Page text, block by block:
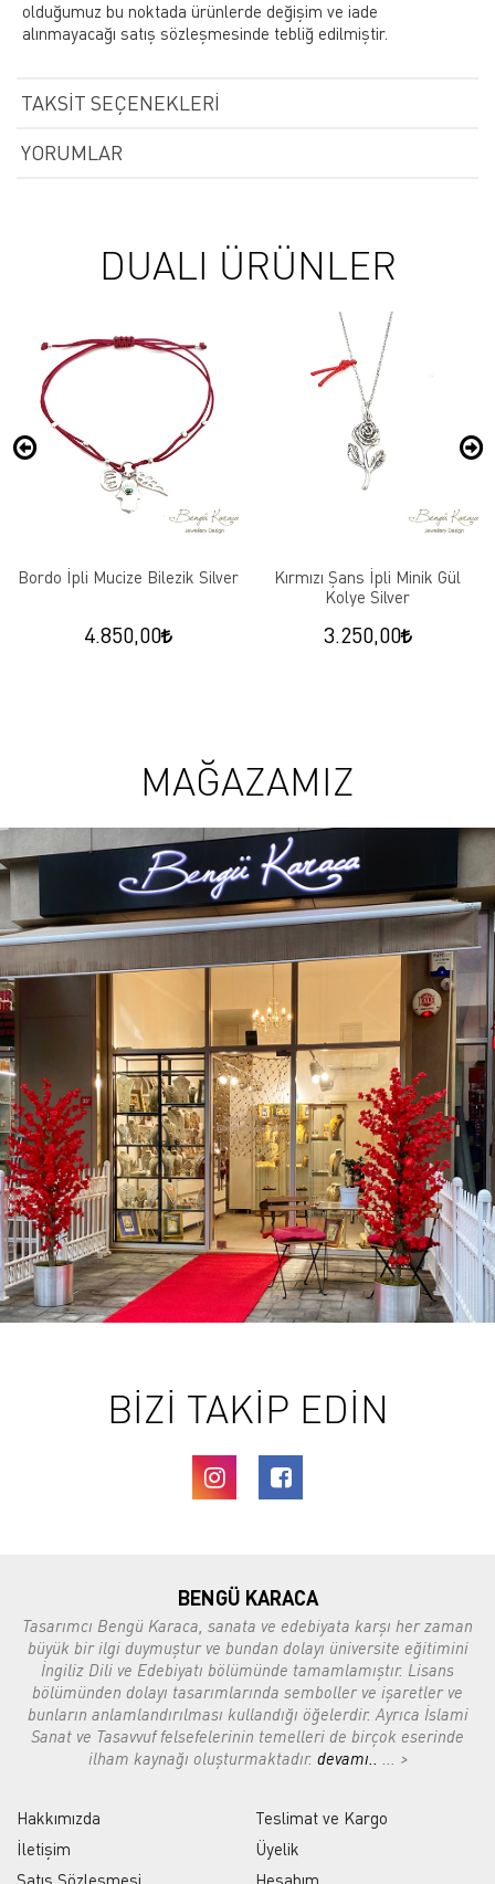
olduğumuz bu noktada ürünlerde değişim ve iade
alınmayacağı satış sözleşmesinde tebliğ edilmiştir.
TAKSIT SEÇENEKLERI
YORUMLAR
DUALI ÜRÜNLER
Bordo İpli Mucize Bilezik Silver
4.850,00
Kırmızı Şans İpli Minik Gül
Kolye Silver
3.250,00
MAĞAZAMIZ
BİZİ TAKİP EDİN
BENGÜ KARACA
Tasarımcı Bengü Karaca, sanata ve edebiyata karşı her zaman
büyük bir ilgi duymuştur ve bundan dolayı üniversite eğitimini
İngiliz Dili ve Edebiyatı bölümünde tamamlamıştır. Lisans
bölümünden dolayı tasarımlarında semboller ve işaretler ve
bunların anlamlandırılması kullandığı öğelerdir. Ayrıca İslami
Sanat ve Tasavvuf felsefelerinin temelleri de birçok eserinde
ilham kaynağı oluşturmaktadır. devamı.. ... >
Hakkımızda
İletişim
Satış Sözleşmesi
Teslimat ve Kargo
Üyelik
Hesabım